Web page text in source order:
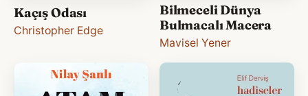
Kaçış Odası
Christopher Edge
Bilmeceli Dünya
Bulmacalı Macera
Mavisel Yener